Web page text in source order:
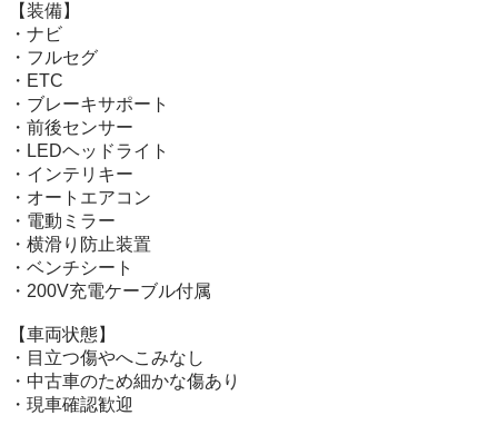
【装備】
・ナビ
・フルセグ
・ETC
・ブレーキサポート
・前後センサー
・LEDヘッドライト
・インテリキー
・オートエアコン
・電動ミラー
・横滑り防止装置
・ベンチシート
・200V充電ケーブル付属
【車両状態】
・目立つ傷やへこみなし
・中古車のため細かな傷あり
・現車確認歓迎